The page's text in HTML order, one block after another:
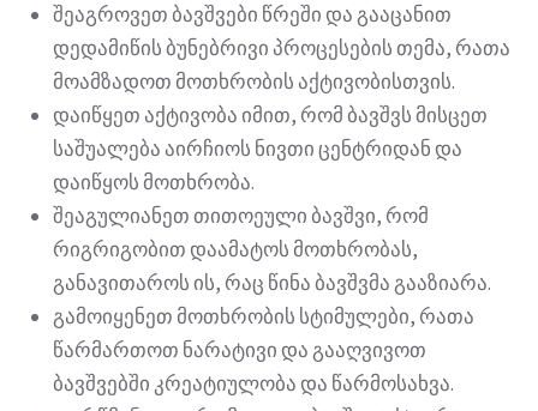
შეაგროვეთ ბავშვები წრეში და გააცანით
დედამიწის ბუნებრივი პროცესების თემა, რათა
მოამზადოთ მოთხრობის აქტივობისთვის.
დაიწყეთ აქტივობა იმით, რომ ბავშვს მისცეთ
საშუალება აირჩიოს ნივთი ცენტრიდან და
დაიწყოს მოთხრობა.
შეაგულიანეთ თითოეული ბავშვი, რომ
რიგრიგობით დაამატოს მოთხრობას,
განავითაროს ის, რაც წინა ბავშვმა გააზიარა.
გამოიყენეთ მოთხრობის სტიმულები, რათა
წარმართოთ ნარატივი და გააღვივოთ
ბავშვებში კრეატიულობა და წარმოსახვა.